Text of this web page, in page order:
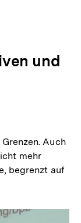
und
Auch
mehr
begrenzt auf